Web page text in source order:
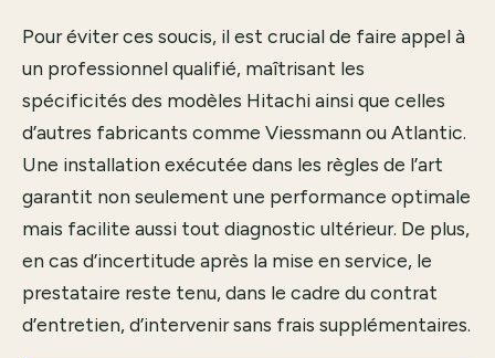
Pour éviter ces soucis, il est crucial de faire appel à
un professionnel qualifié, maîtrisant les
spécificités des modèles Hitachi ainsi que celles
d’autres fabricants comme Viessmann ou Atlantic.
Une installation exécutée dans les règles de l’art
garantit non seulement une performance optimale
mais facilite aussi tout diagnostic ultérieur. De plus,
en cas d’incertitude après la mise en service, le
prestataire reste tenu, dans le cadre du contrat
d’entretien, d’intervenir sans frais supplémentaires.